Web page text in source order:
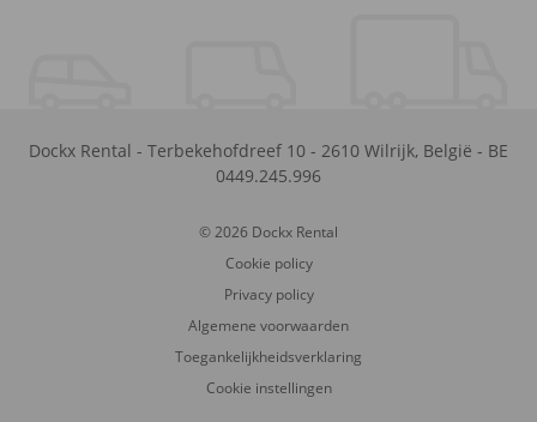
Dockx Rental - Terbekehofdreef 10 - 2610 Wilrijk, België - BE
0449.245.996
© 2026 Dockx Rental
Cookie policy
Privacy policy
Algemene voorwaarden
Toegankelijkheidsverklaring
Cookie instellingen